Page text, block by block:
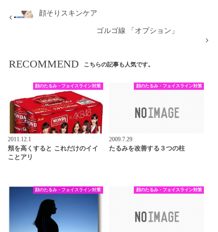
顔そりスキンケア
ゴルゴ線 「オプション」
RECOMMEND こちらの記事も人気です。
顔のたるみ・フェイスライン対策
2011.12.1
頬を高くすると これだけのイイ
ことアリ
顔のたるみ・フェイスライン対策
2009.7.29
たるみを改善する３つの柱
顔のたるみ・フェイスライン対策 顔のたるみ・フェイスライン対策